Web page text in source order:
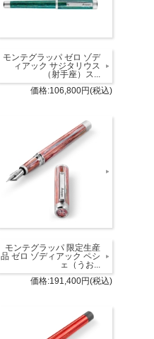
モンテグラッパ ゼロ ゾデ
ィアック サジタリウス
（射手座）ス...
価格:106,800円(税込)
モンテグラッパ 限定生産
品 ゼロ ゾディアック ペシ
ェ（うお...
価格:191,400円(税込)